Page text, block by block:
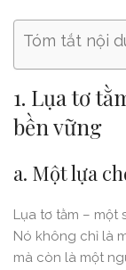
Tóm tắt nội
1. Lụa tơ
bền vững
a. Một lựa
Lụa tơ tằm – một
Nó không chỉ là
mà còn là một